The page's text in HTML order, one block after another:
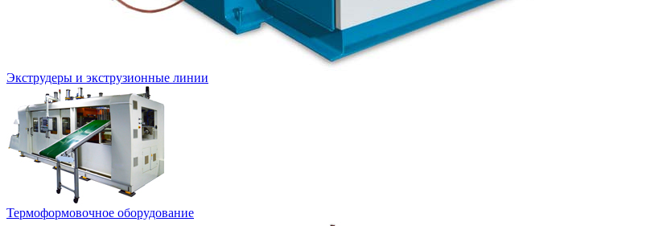
Экструдеры и экструзионные линии
Термоформовочное оборудование